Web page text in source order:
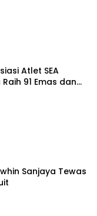
Atlet SEA
91 Emas dan
Sanjaya Tewas